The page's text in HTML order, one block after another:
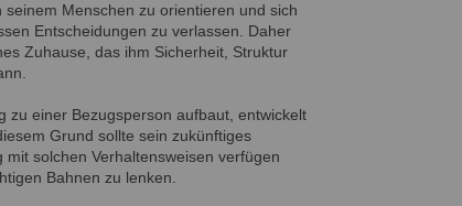
Menschen zu orientieren und sich
Entscheidungen zu verlassen. Daher
Zuhause, das ihm Sicherheit, Struktur
zu einer Bezugsperson aufbaut, entwickelt
Grund sollte sein zukünftiges
solchen Verhaltensweisen verfügen
Bahnen zu lenken.